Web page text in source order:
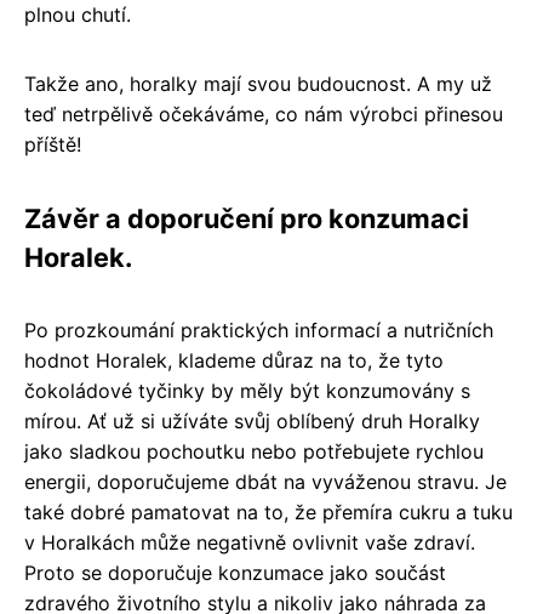
plnou chutí.
Takže ano, horalky mají svou budoucnost. A my už
teď netrpělivě očekáváme, co nám výrobci přinesou
příště!
Závěr a doporučení pro konzumaci
Horalek.
Po prozkoumání praktických informací a nutričních
hodnot Horalek, klademe důraz na to, že tyto
čokoládové tyčinky by měly být konzumovány s
mírou. Ať už si užíváte svůj oblíbený druh Horalky
jako sladkou pochoutku nebo potřebujete rychlou
energii, doporučujeme dbát na vyváženou stravu. Je
také dobré pamatovat na to, že přemíra cukru a tuku
v Horalkách může negativně ovlivnit vaše zdraví.
Proto se doporučuje konzumace jako součást
zdravého životního stylu a nikoliv jako náhrada za